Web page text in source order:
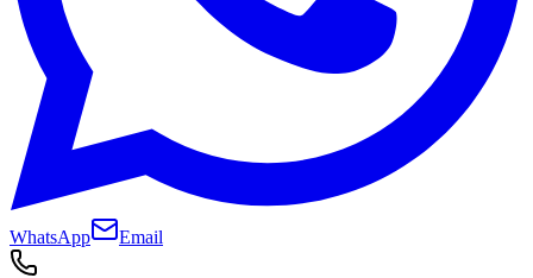
WhatsApp Email